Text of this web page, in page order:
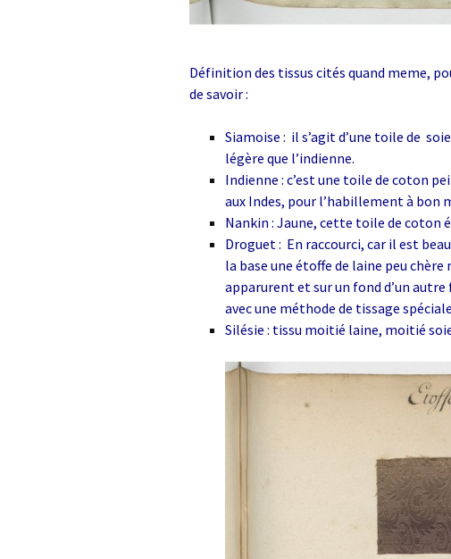
Définition des tissus cités quand meme,
de savoir :
Siamoise : il s’agit d’une toile de
légère que l’indienne.
Indienne : c’est une toile de coton
aux Indes, pour l’habillement à bon
Nankin : Jaune, cette toile de coton
Droguet : En raccourci, car il est
la base une étoffe de laine peu
apparurent et sur un fond d’un
avec une méthode de tissage
Silésie : tissu moitié laine, moitié